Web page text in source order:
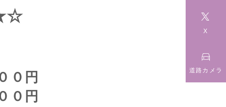
円
円

X

道路カメラ